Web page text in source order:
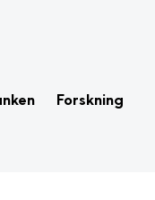
Forskning